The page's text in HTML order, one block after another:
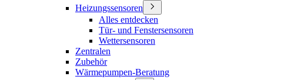
Heizungssensoren
Alles entdecken
Tür- und Fenstersensoren
Wettersensoren
Zentralen
Zubehör
Wärmepumpen-Beratung